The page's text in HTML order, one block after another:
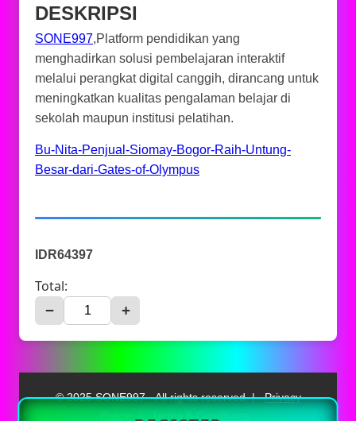
DESKRIPSI
SONE997,Platform pendidikan yang
menghadirkan solusi pembelajaran interaktif
melalui perangkat digital canggih, dirancang untuk
meningkatkan kualitas pengalaman belajar di
sekolah maupun institusi pelatihan.
Bu-Nita-Penjual-Siomay-Bogor-Raih-Untung-
Besar-dari-Gates-of-Olympus
IDR64397
Total:
− +
© 2025 SONE997 - All rights reserved. | Privacy